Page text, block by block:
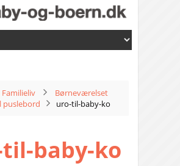
Familieliv
Børneværelset
puslebord
uro-til-baby-ko
baby-ko